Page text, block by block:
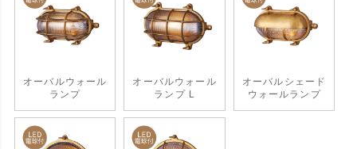
オーバルウォール
ランプ
オーバルウォール
ランプ L
オーバルシェード
ウォールランプ